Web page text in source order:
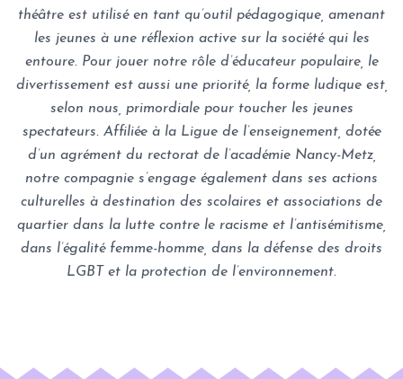
théâtre est utilisé en tant qu’outil pédagogique, amenant
les jeunes à une réflexion active sur la société qui les
entoure. Pour jouer notre rôle d’éducateur populaire, le
divertissement est aussi une priorité, la forme ludique est,
selon nous, primordiale pour toucher les jeunes
spectateurs. Affiliée à la Ligue de l’enseignement, dotée
d’un agrément du rectorat de l’académie Nancy-Metz,
notre compagnie s’engage également dans ses actions
culturelles à destination des scolaires et associations de
quartier dans la lutte contre le racisme et l’antisémitisme,
dans l’égalité femme-homme, dans la défense des droits
LGBT et la protection de l’environnement.